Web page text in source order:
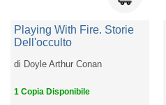
Playing With Fire. Storie
Dell'occulto
di Doyle Arthur Conan
1 Copia Disponibile